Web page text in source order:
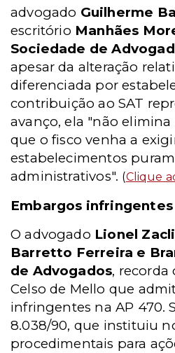
advogado Guilherme
escritório Manhães
Sociedade de
apesar da alteração
diferenciada por
contribuição ao SAT
avanço, ela "não
que o fisco venha a
estabelecimentos
administrativos". (Clique
Embargos infringentes
O advogado Lionel
Barretto Ferreira e
de Advogados,
Celso de Mello que
infringentes na AP 470.
8.038/90, que instituiu
procedimentais para